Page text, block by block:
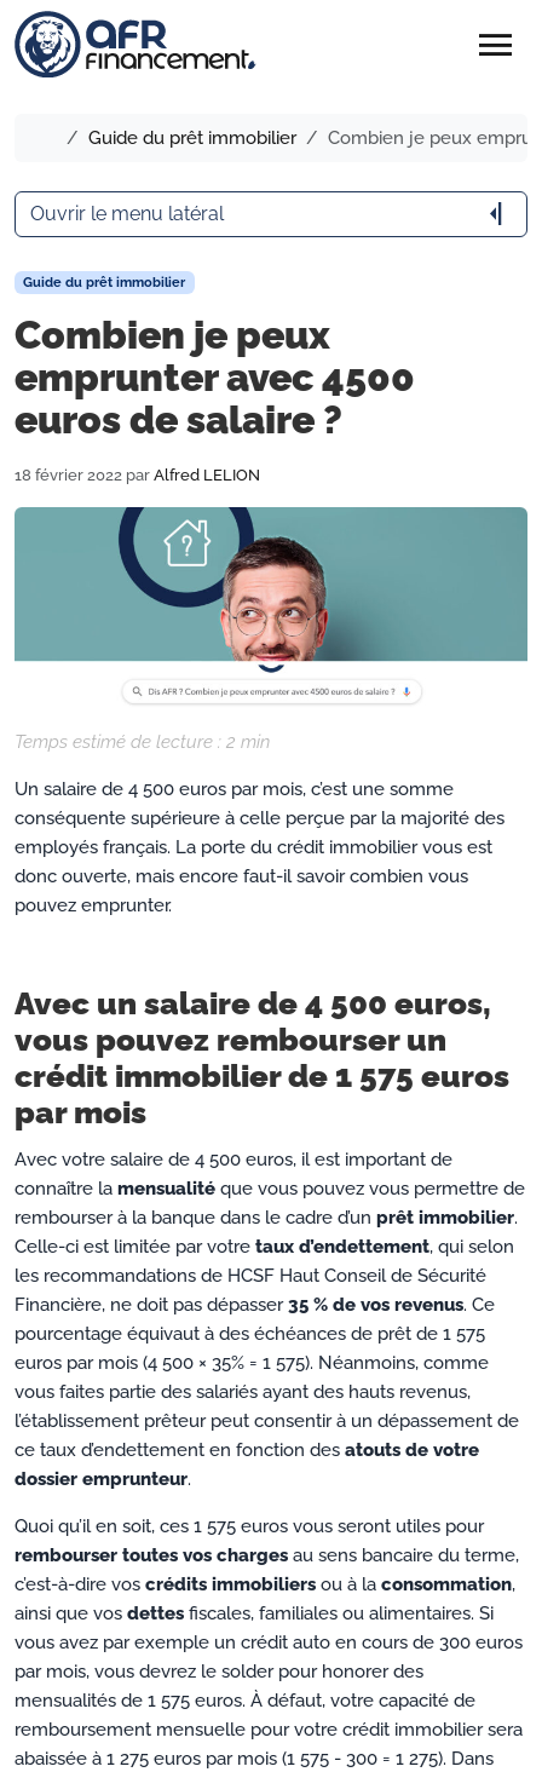
menu
Accueil
Guide du prêt immobilier Combien je peux
Guide du prêt immobilier
Combien je peux
emprunter avec 4500
euros de salaire ?
18 février 2022 par Alfred LELION
Temps estimé de lecture : 2 min
Un salaire de 4 500 euros par mois, c’est une somme
conséquente supérieure à celle perçue par la majorité des
employés français. La porte du crédit immobilier vous est
donc ouverte, mais encore faut-il savoir combien vous
pouvez emprunter.
Avec un salaire de 4 500 euros,
vous pouvez rembourser un
crédit immobilier de 1 575 euros
par mois
Avec votre salaire de 4 500 euros, il est important de
connaître la mensualité que vous pouvez vous permettre de
rembourser à la banque dans le cadre d’un prêt immobilier.
Celle-ci est limitée par votre taux d’endettement, qui selon
les recommandations de HCSF Haut Conseil de Sécurité
Financière, ne doit pas dépasser35 % de vos revenus. Ce
pourcentage équivaut à des échéances de prêt de 1 575
euros par mois (4 500 × 35% = 1 575). Néanmoins, comme
vous faites partie des salariés ayant des hauts revenus,
l’établissement prêteur peut consentir à un dépassement de
ce taux d’endettement en fonction des atouts de votre
dossier emprunteur.
Quoi qu’il en soit, ces 1 575 euros vous seront utiles pour
rembourser toutes vos charges au sens bancaire du terme,
c’est-à-dire vos crédits immobiliers ou à la consommation,
ainsi que vos dettes fiscales, familiales ou alimentaires. Si
vous avez par exemple un crédit auto en cours de 300 euros
par mois, vous devrez le solder pour honorer des
mensualités de 1 575 euros. À défaut, votre capacité de
remboursement mensuelle pour votre crédit immobilier sera
abaissée à 1 275 euros par mois (1 575 - 300 = 1 275). Dans
Ouvrir le menu latéral arrow_menu_close